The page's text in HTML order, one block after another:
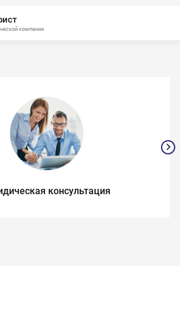
компании
консультация